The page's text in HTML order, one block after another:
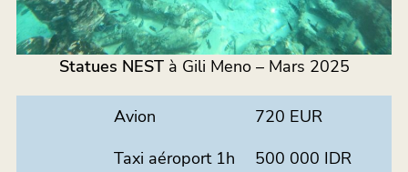
Statues NESTà Gili Meno – Mars 2025
Avion 720 EUR
Taxi aéroport 1h
500 000 IDR